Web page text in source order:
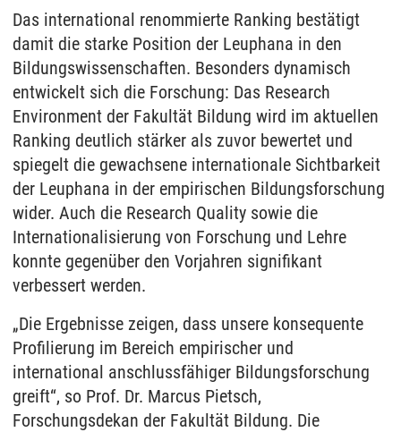
Das international renommierte Ranking bestätigt
damit die starke Position der Leuphana in den
Bildungswissenschaften. Besonders dynamisch
entwickelt sich die Forschung: Das Research
Environment der Fakultät Bildung wird im aktuellen
Ranking deutlich stärker als zuvor bewertet und
spiegelt die gewachsene internationale Sichtbarkeit
der Leuphana in der empirischen Bildungsforschung
wider. Auch die Research Quality sowie die
Internationalisierung von Forschung und Lehre
konnte gegenüber den Vorjahren signifikant
verbessert werden.
„Die Ergebnisse zeigen, dass unsere konsequente
Profilierung im Bereich empirischer und
international anschlussfähiger Bildungsforschung
greift“, so Prof. Dr. Marcus Pietsch,
Forschungsdekan der Fakultät Bildung. Die